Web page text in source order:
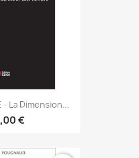
- La Dimension...
€